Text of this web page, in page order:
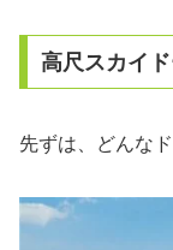
高尺スカイ
先ずは、どんな